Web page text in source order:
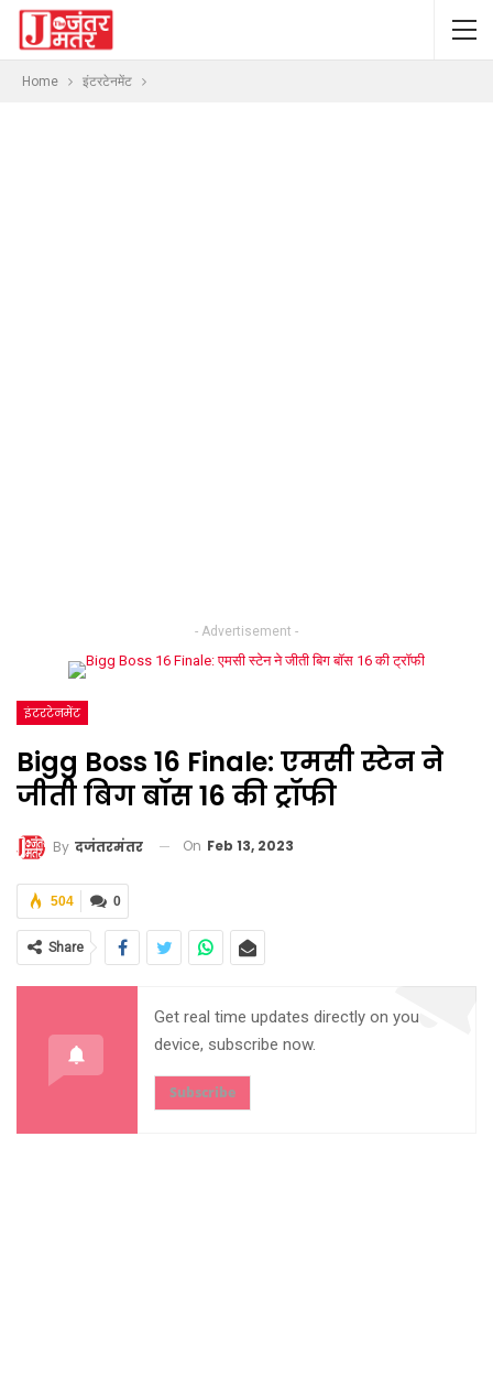
Home इंटरटेनमेंट
- Advertisement -
इंटरटेनमेंट
Bigg Boss 16 Finale: एमसी स्टेन ने
जीती बिग बॉस 16 की ट्रॉफी
By दजंतरमंतर On Feb 13, 2023
0
504
Share
Get real time updates directly on you
device, subscribe now.
Subscribe